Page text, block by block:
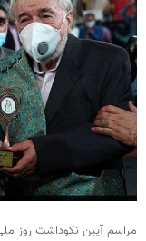
مراسم آیین نکوداشت روز